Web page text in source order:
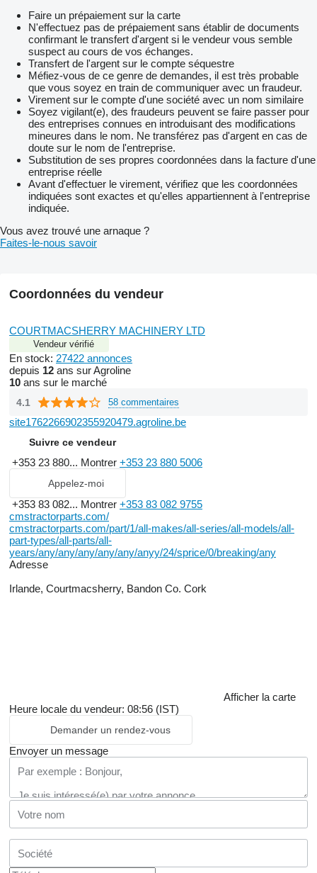
Faire un prépaiement sur la carte
N'effectuez pas de prépaiement sans établir de documents
confirmant le transfert d'argent si le vendeur vous semble
suspect au cours de vos échanges.
Transfert de l'argent sur le compte séquestre
Méfiez-vous de ce genre de demandes, il est très probable
que vous soyez en train de communiquer avec un fraudeur.
Virement sur le compte d'une société avec un nom similaire
Soyez vigilant(e), des fraudeurs peuvent se faire passer pour
des entreprises connues en introduisant des modifications
mineures dans le nom. Ne transférez pas d'argent en cas de
doute sur le nom de l'entreprise.
Substitution de ses propres coordonnées dans la facture d'une
entreprise réelle
Avant d'effectuer le virement, vérifiez que les coordonnées
indiquées sont exactes et qu'elles appartiennent à l'entreprise
indiquée.
Vous avez trouvé une arnaque ?
Faites-le-nous savoir
Coordonnées du vendeur
COURTMACSHERRY MACHINERY LTD
Vendeur vérifié
En stock: 27422 annonces
depuis 12 ans sur Agroline
10 ans sur le marché
4.1 58 commentaires
site1762266902355920479.agroline.be
Suivre ce vendeur
+353 23 880... Montrer +353 23 880 5006
Appelez-moi
+353 83 082... Montrer +353 83 082 9755
cmstractorparts.com/
cmstractorparts.com/part/1/all-makes/all-series/all-models/all-
part-types/all-parts/all-
years/any/any/any/any/any/anyy/24/sprice/0/breaking/any
Adresse
Irlande, Courtmacsherry, Bandon Co. Cork
Afficher la carte
Heure locale du vendeur: 08:56 (IST)
Demander un rendez-vous
Envoyer un message